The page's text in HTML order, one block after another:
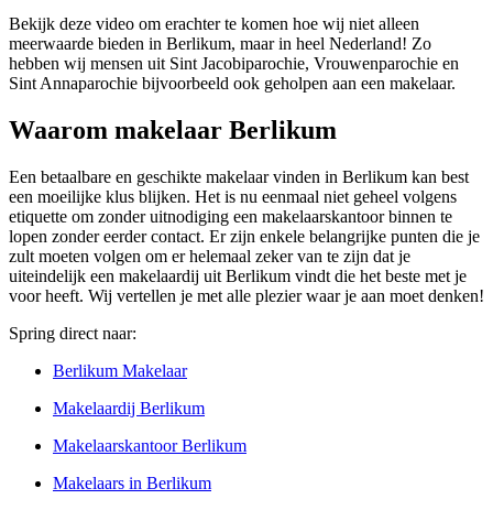
Bekijk deze video om erachter te komen hoe wij niet alleen
meerwaarde bieden in Berlikum, maar in heel Nederland! Zo
hebben wij mensen uit Sint Jacobiparochie, Vrouwenparochie en
Sint Annaparochie bijvoorbeeld ook geholpen aan een makelaar.
Waarom makelaar Berlikum
Een betaalbare en geschikte makelaar vinden in Berlikum kan best
een moeilijke klus blijken. Het is nu eenmaal niet geheel volgens
etiquette om zonder uitnodiging een makelaarskantoor binnen te
lopen zonder eerder contact. Er zijn enkele belangrijke punten die je
zult moeten volgen om er helemaal zeker van te zijn dat je
uiteindelijk een makelaardij uit Berlikum vindt die het beste met je
voor heeft. Wij vertellen je met alle plezier waar je aan moet denken!
Spring direct naar:
Berlikum Makelaar
Makelaardij Berlikum
Makelaarskantoor Berlikum
Makelaars in Berlikum